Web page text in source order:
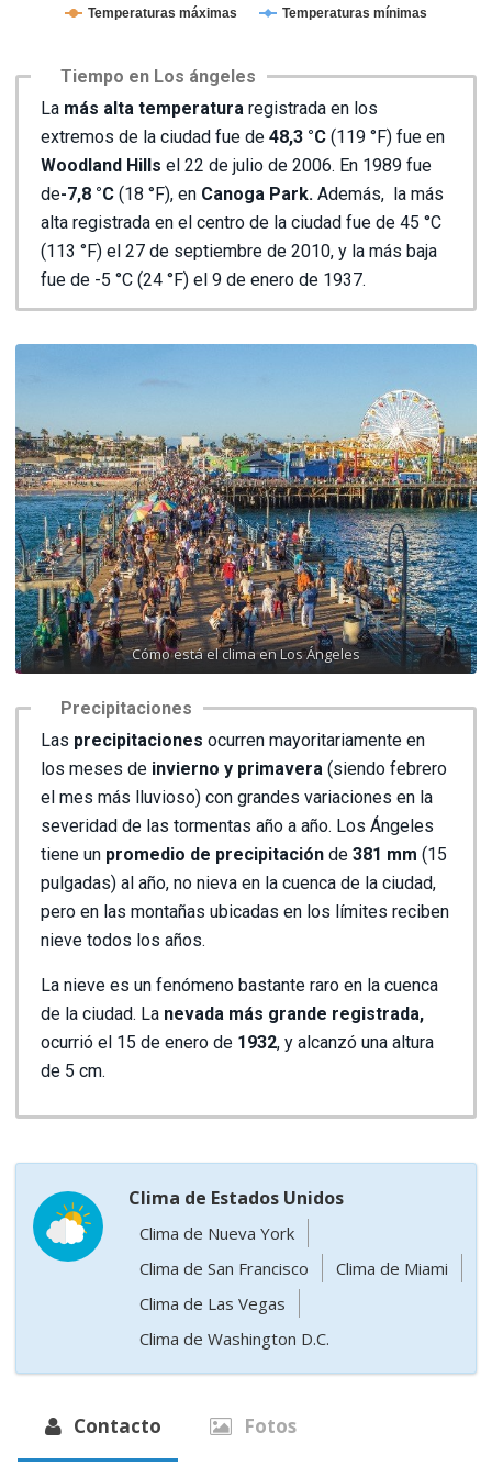
Temperaturas máximas Temperaturas mínimas
Tiempo en Los ángeles
La más alta temperatura registrada en los
extremos de la ciudad fue de 48,3 °C (119 °F) fue en
Woodland Hills el 22 de julio de 2006. En 1989 fue
de-7,8 °C (18 °F), en Canoga Park. Además, la más
alta registrada en el centro de la ciudad fue de 45 °C
(113 °F) el 27 de septiembre de 2010, y la más baja
fue de -5 °C (24 °F) el 9 de enero de 1937.
Cómo está el clima en Los Ángeles
Precipitaciones
Las precipitaciones ocurren mayoritariamente en
los meses de invierno y primavera (siendo febrero
el mes más lluvioso) con grandes variaciones en la
severidad de las tormentas año a año. Los Ángeles
tiene un promedio de precipitación de 381 mm (15
pulgadas) al año, no nieva en la cuenca de la ciudad,
pero en las montañas ubicadas en los límites reciben
nieve todos los años.
La nieve es un fenómeno bastante raro en la cuenca
de la ciudad. La nevada más grande registrada,
ocurrió el 15 de enero de 1932, y alcanzó una altura
de 5 cm.
Clima de Estados Unidos
Clima de Nueva York
Clima de San Francisco
Clima de Miami
Clima de Las Vegas
Clima de Washington D.C.
Contacto Fotos